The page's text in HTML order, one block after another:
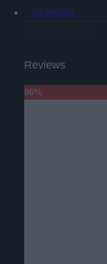
REVIEWS
Reviews
86%